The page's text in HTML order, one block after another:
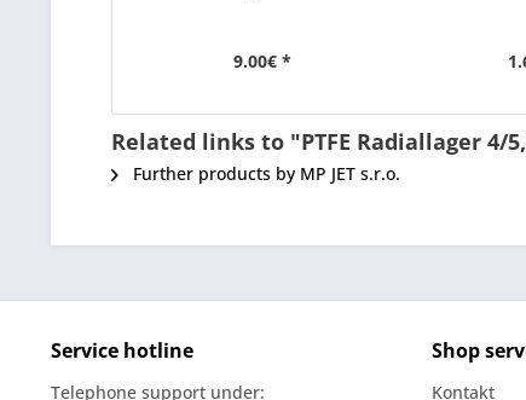
9.00€ *
Related links to "PTFE Radiallager 4/
Further products by MP JET s.r.o.
Service hotline
Telephone support under:
Shop
Kontakt